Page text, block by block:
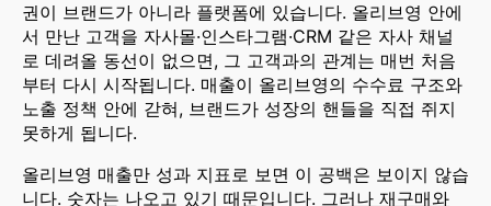
권이 브랜드가 아니라 플랫폼에 있습니다. 올리브영 안에
서 만난 고객을 자사몰·인스타그램·CRM 같은 자사 채널
로 데려올 동선이 없으면, 그 고객과의 관계는 매번 처음
부터 다시 시작됩니다. 매출이 올리브영의 수수료 구조와
노출 정책 안에 갇혀, 브랜드가 성장의 핸들을 직접 쥐지
못하게 됩니다.
올리브영 매출만 성과 지표로 보면 이 공백은 보이지 않습
니다. 숫자는 나오고 있기 때문입니다. 그러나 재구매와